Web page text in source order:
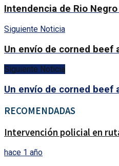
Intendencia de Rio
Siguiente Noticia
Un envío de corned beef
Siguiente Noticia
Un envío de corned beef
RECOMENDADAS
Intervención policial en
hace 1 año